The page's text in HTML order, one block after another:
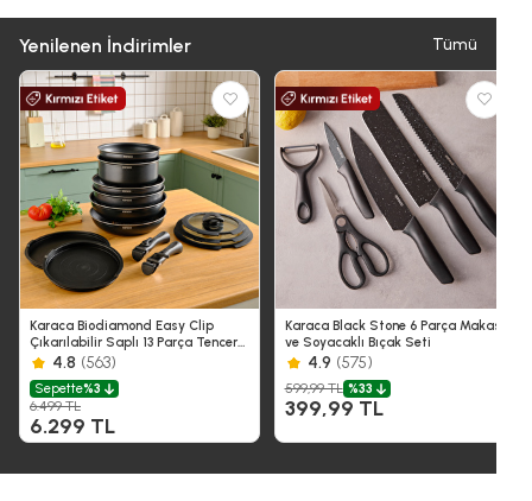
Yenilenen İndirimler Tümü
Karaca Biodiamond Easy Clip
Çıkarılabilir Saplı 13 Parça Tencere
ve Tava Seti
4.8 (563)
Sepette%3
6.499 TL
6.299 TL
Karaca Black Stone 6 Parça Makas
ve Soyacaklı Bıçak Seti
4.9 (575)
599,99 TL %33
399,99 TL